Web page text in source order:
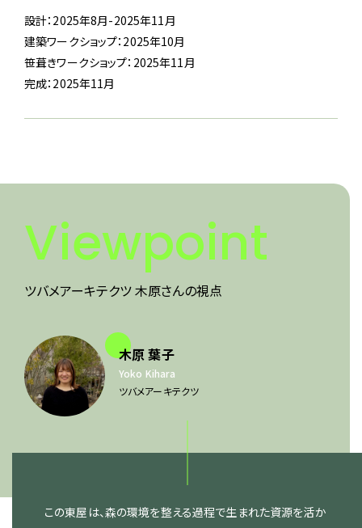
設計：2025年8月-2025年11月
建築ワークショップ：2025年10月
笹葺きワークショップ：2025年11月
完成：2025年11月
Viewpoint
ツバメアーキテクツ 木原さんの視点
木原 葉子
Yoko Kihara
ツバメアーキテクツ
この東屋は、森の環境を整える過程で生まれた資源を活か